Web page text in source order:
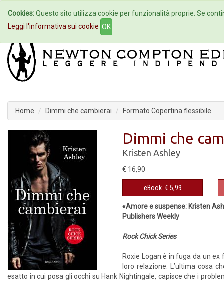
Home Autori Eventi
Home Dimmi che cambierai Formato Copertina flessibile
Dimmi che
Kristen Ashley
€ 16,90
eBook € 5,99
«Amore e suspense: Kristen
Publishers Weekly
Rock Chick Series
Roxie Logan è in fuga da un
loro relazione. L’ultima cosa
esatto in cui posa gli occhi su Hank Nightingale, capisce che i
Cookies:Questo sito utilizza cookie per funzionalità proprie. Se
Leggi l'informativa sui cookie OK